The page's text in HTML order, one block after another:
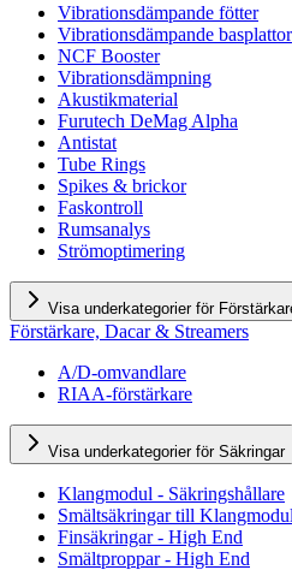
Vibrationsdämpande fötter
Vibrationsdämpande basplattor
NCF Booster
Vibrationsdämpning
Akustikmaterial
Furutech DeMag Alpha
Antistat
Tube Rings
Spikes & brickor
Faskontroll
Rumsanalys
Strömoptimering
Visa underkategorier för
Förstärkare, Dacar & Streamers
A/D-omvandlare
RIAA-förstärkare
Visa underkategorier för Säkringar
Klangmodul - Säkringshållare
Smältsäkringar till Klangmodul
Finsäkringar - High End
Smältproppar - High End